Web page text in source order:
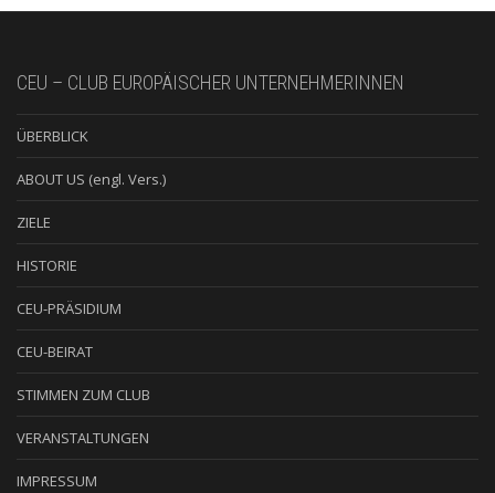
CEU – CLUB EUROPÄISCHER UNTERNEHMERINNEN
ÜBERBLICK
ABOUT US (engl. Vers.)
ZIELE
HISTORIE
CEU-PRÄSIDIUM
CEU-BEIRAT
STIMMEN ZUM CLUB
VERANSTALTUNGEN
IMPRESSUM